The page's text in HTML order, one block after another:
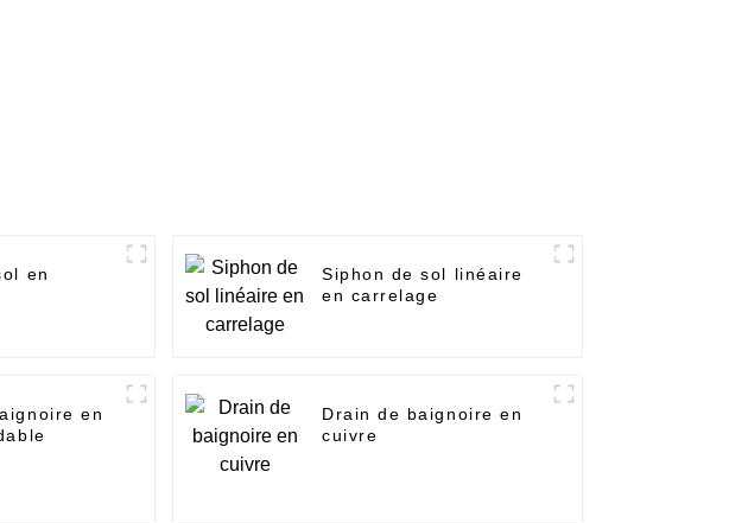
en
Siphon de sol linéaire
en carrelage
en
Drain de baignoire en
cuivre